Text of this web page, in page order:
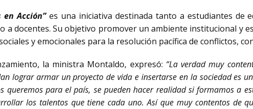
en Acción” es una iniciativa destinada tanto a estudiantes de
a docentes. Su objetivo promover un ambiente institucional y
y emocionales para la resolución pacífica de conflictos,
la ministra Montaldo, expresó: “La verdad muy
lograr armar un proyecto de vida e insertarse en la sociedad es
queremos para el país, se pueden hacer realidad si formamos a
los talentos que tiene cada uno. Así que muy contentos de